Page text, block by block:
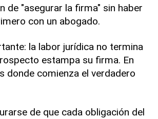
de "asegurar la firma" sin haber
con un abogado.
la labor jurídica no termina
estampa su firma. En
donde comienza el verdadero
de que cada obligación del